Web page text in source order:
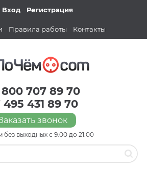
Вход Регистрация
Правила работы Контакты
800 707 89 70
495 431 89 70
звонок
без выходных с 9:00 до 21:00